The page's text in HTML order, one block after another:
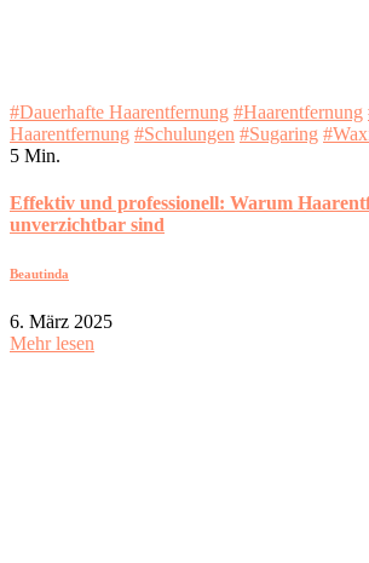
#Dauerhafte Haarentfernung #Haarentfernung
Haarentfernung #Schulungen #Sugaring
5 Min.
Effektiv und professionell: Warum
unverzichtbar sind
Beautinda
6. März 2025
Mehr lesen